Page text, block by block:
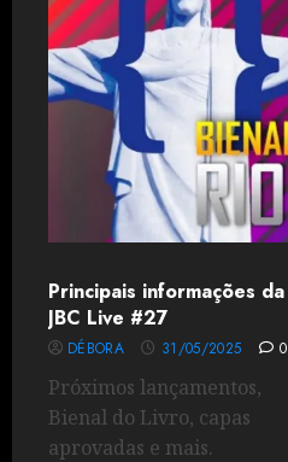
Principais informações da
JBC Live #27
DÉBORA 31/05/2025 0
Próximos lançamentos,
Bienal do Livro, capas
aprovadas e mais.